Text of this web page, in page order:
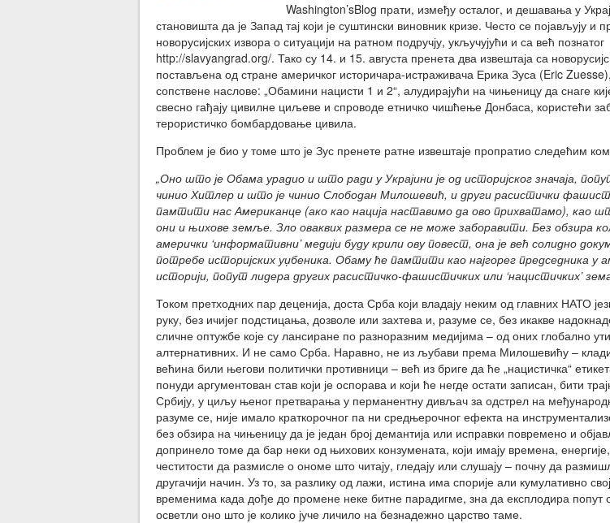
Washington’sBlog прати, између осталог, и дешавања у
становишта да је Запад тај који је суштински виновник кризе. Често се појављују и
новорусијских извора о ситуацији на ратном подручју, укључујући и са већ познатог
http://slavyangrad.org/. Тако су 14. и 15. августа пренета два извештаја са
постављена од стране америчког историчара-истраживача Ерика Зуса (Eric
сопствене наслове: „Обамини нацисти 1 и 2“, алудирајући на чињеницу да снаге
свесно гађају цивилне циљеве и спроводе етничко чишћење Донбаса, користећи
терористичко бомбардовање цивила.
Проблем је био у томе што је Зус пренете ратне извештаје пропратио следећим
„Оно што је Обама урадио и што ради у Украјини је од историјског значаја,
чинио Хитлер и што је чинио Слободан Милошевић, и други расистички
памтити нас Американце (ако као нација наставимо да ово прихватамо), као
они и њихове земље. Зло оваквих размера се не може заборавити. Без обзира
амерички ‘информативни’ медији буду крили ову повест, она је већ солидно
потребе историјских уџбеника. Обаму ће памтити као најгорег председника у
историји, попут лидера других расистичко-фашистичких или ‘нацистичких’
Током претходних пар деценија, доста Срба који владају неким од главних НАТО
руку, без ичијег подстицања, дозволе или захтева и, разуме се, без икакве
сличне оптужбе које су лансиране по разноразним медијима – од оних глобално
алтернативних. И не само Срба. Наравно, не из љубави према Милошевићу –
већина били његови политички противници – већ из бриге да ће „нацистичка“
понуди аргументован став који је оспорава и који ће негде остати записан, бити
Србију, у циљу њеног претварања у перманентну дивљач за одстрел на
разуме се, није имало краткорочног па ни средњерочног ефекта на
без обзира на чињеницу да је један број демантија или исправки повремено и
допринело томе да бар неки од њихових конзумената, који имају времена,
честитости да размисле о ономе што читају, гледају или слушају – почну да
другачији начин. Уз то, за разлику од лажи, истина има спорије али кумулативно
временима када дође до промене неке битне парадигме, зна да експлодира попут
осветли оно што је колико јуче личило на безнадежно царство таме.